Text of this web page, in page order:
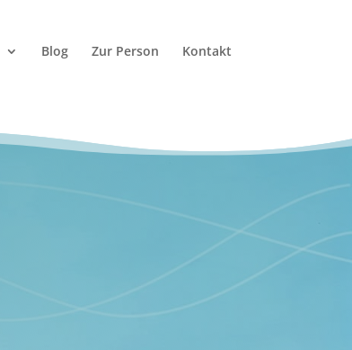
Blog Zur Person Kontakt